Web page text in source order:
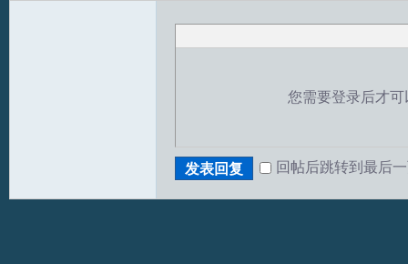
您需要登录后才
发表回复 回帖后跳转到最后